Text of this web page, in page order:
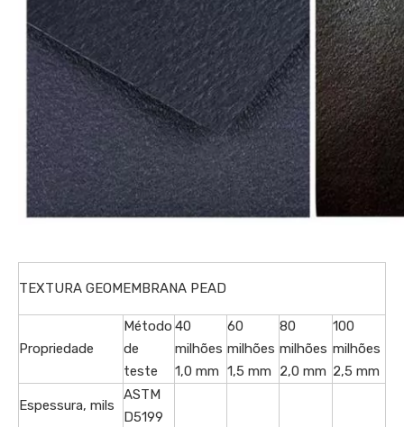
TEXTURA GEOMEMBRANA PEAD
Propriedade
Método
de
teste
40
milhões
1,0 mm
60
milhões
1,5 mm
80
milhões
2,0 mm
100
milhões
2,5 mm
Espessura, mils
ASTM
D5199